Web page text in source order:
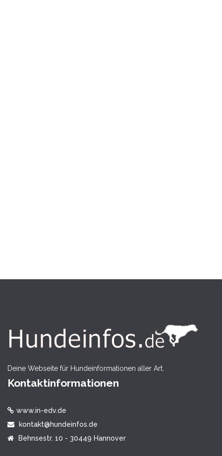
Deine Webseite für Hundeinformationen aller Art.
Kontaktinformationen
www.in-edv.de
kontakt@hundeinfos.de
Behnsestr. 10 - 30449 Hannover